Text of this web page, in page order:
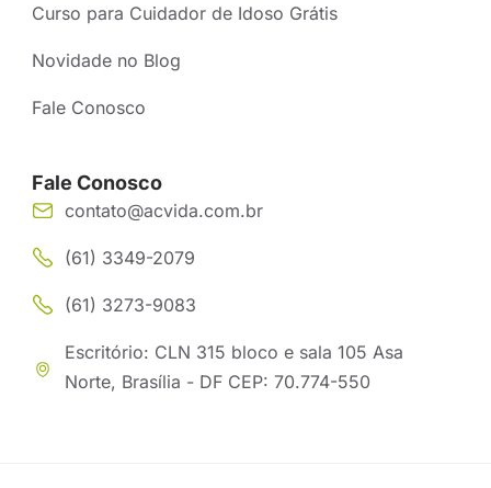
Curso para Cuidador de Idoso Grátis
Novidade no Blog
Fale Conosco
Fale Conosco
contato@acvida.com.br
(61) 3349-2079
(61) 3273-9083
Escritório: CLN 315 bloco e sala 105 Asa
Norte, Brasília - DF CEP: 70.774-550